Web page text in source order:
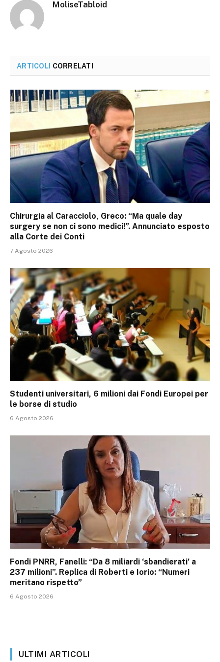
MoliseTabloid
ARTICOLI CORRELATI
Chirurgia al Caracciolo, Greco: “Ma quale day
surgery se non ci sono medici!”. Annunciato esposto
alla Corte dei Conti
7 Agosto 2026
Studenti universitari, 6 milioni dai Fondi Europei per
le borse di studio
6 Agosto 2026
Fondi PNRR, Fanelli: “Da 8 miliardi ‘sbandierati’ a
237 milioni”. Replica di Roberti e Iorio: “Numeri
meritano rispetto”
6 Agosto 2026
ULTIMI ARTICOLI